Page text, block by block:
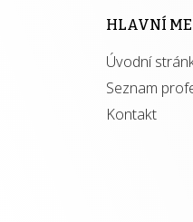
HLAVNÍ
Úvodní
Seznam
Kontakt